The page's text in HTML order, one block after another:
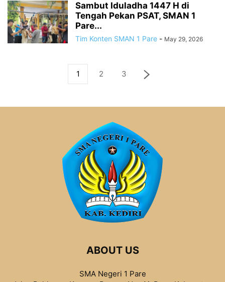
Sambut Iduladha 1447 H di
Tengah Pekan PSAT, SMAN 1
Pare...
Tim Konten SMAN 1 Pare - May 29, 2026
1 2 3
ABOUT US
SMA Negeri 1 Pare